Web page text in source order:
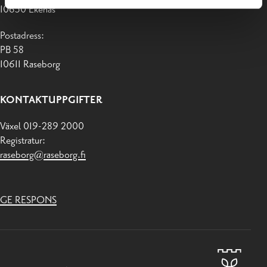
10650 Ekenäs
Postadress:
PB 58
10611 Raseborg
KONTAKTUPPGIFTER
Växel 019-289 2000
Registratur:
raseborg@raseborg.fi
GE RESPONS